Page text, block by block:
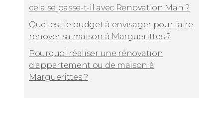
cela se passe-t-il avec Renovation Man ?
Quel est le budget à envisager pour faire
rénover sa maison à Marguerittes ?
Pourquoi réaliser une rénovation
d'appartement ou de maison à
Marguerittes ?